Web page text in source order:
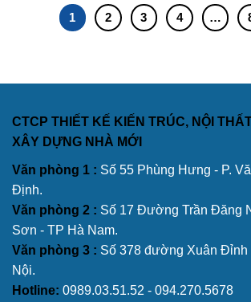
1 2 3 4 …
CTCP THIẾT KẾ KIẾN TRÚC, NỘI
XÂY DỰNG NHÀ MỚI
Văn phòng 1 : Số 55 Phùng Hưng - P.
Định.
Văn phòng 2 : Số 17 Đường Trần Đăng
Sơn - TP Hà Nam.
Văn phòng 3 : Số 378 đường Xuân Đỉnh
Nội.
Hotline: 0989.03.51.52 - 094.270.5678